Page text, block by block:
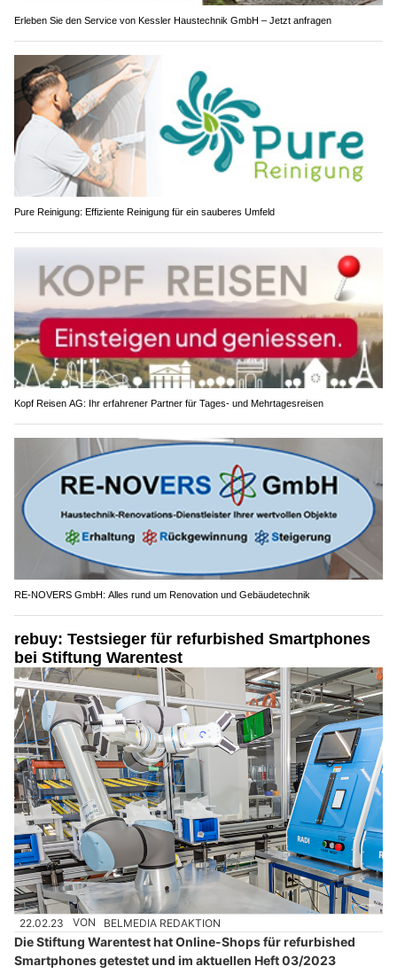
Erleben Sie den Service von Kessler Haustechnik GmbH – Jetzt anfragen
Pure Reinigung: Effiziente Reinigung für ein sauberes Umfeld
Kopf Reisen AG: Ihr erfahrener Partner für Tages- und Mehrtagesreisen
RE-NOVERS GmbH: Alles rund um Renovation und Gebäudetechnik
rebuy: Testsieger für refurbished Smartphones
bei Stiftung Warentest
22.02.23 VON BELMEDIA REDAKTION
Die Stiftung Warentest hat Online-Shops für refurbished
Smartphones getestet und im aktuellen Heft 03/2023